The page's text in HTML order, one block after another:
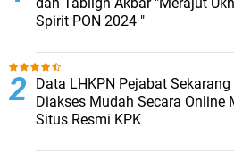
Spirit PON 2024 "
Data LHKPN Pejabat
Diakses Mudah Secara Online
Situs Resmi KPK